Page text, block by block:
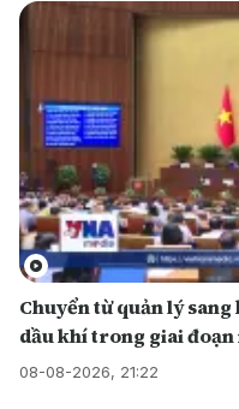
Chuyển từ quản lý
dầu khí trong giai đoạn
08-08-2026, 21:22